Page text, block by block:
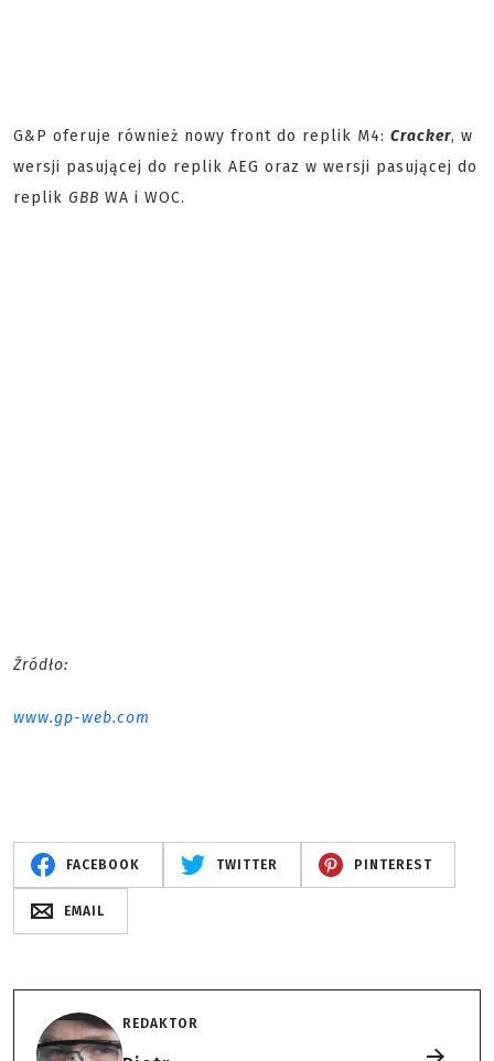
G&P oferuje również nowy front do replik M4: Cracker, w
wersji pasującej do replik AEG oraz w wersji pasującej do
replik GBB WA i WOC.
Źródło:
www.gp-web.com
FACEBOOK TWITTER PINTEREST
EMAIL
REDAKTOR